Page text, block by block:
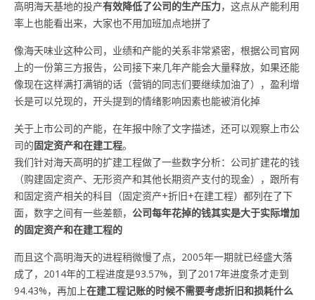
高明海天基地的投产有效降低了公司的生产压力，这点从产能利用
率上也能看出来，大家也不用加班加点地拼了
像海天味业这种公司，业绩和产能的关系非常紧密，根据公司官网
上的一份第三方报告，公司接下来几年产能会大量释放，如果还能
像现在这样满打满销的话（营销的同志们要继续加油了），盈利增
长是可以兑现的，开头提到的情绪影响因素也能被消化掉
关于上市公司的产能，在年报中除了文字描述，还可以观察上市公
司的固定资产和在建工程。
我们针对海天高明的扩建工程做了一些数字分析：公司扩建花的钱
（购建固定资产、无形资产和其他长期资产支付的现金），跟所有
和固定资产相关的科目（固定资产+折旧+在建工程）都列在了下
面，数字之间有一些差额， 公司每年花掉的钱其实是大于实际增加
的固定资产和在建工程的
而且这个高明海天的进程稍微慢了点，2005年一期就已经盛大落
成了，2014年的工程进度是93.57%，到了2017年进度条才走到
94.43%，再加上在建工程记账的时候不需要考虑折旧和损耗什么